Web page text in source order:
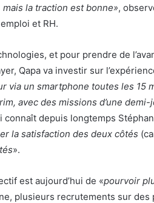
la traction est bonne»,
et RH.
et pour prendre de
Qapa va investir sur
via un smartphone toutes les 15
avec des missions d’une
connaît depuis longtemps
la satisfaction des deux côtés
».
est aujourd’hui de «pourvoir
plusieurs recrutements sur